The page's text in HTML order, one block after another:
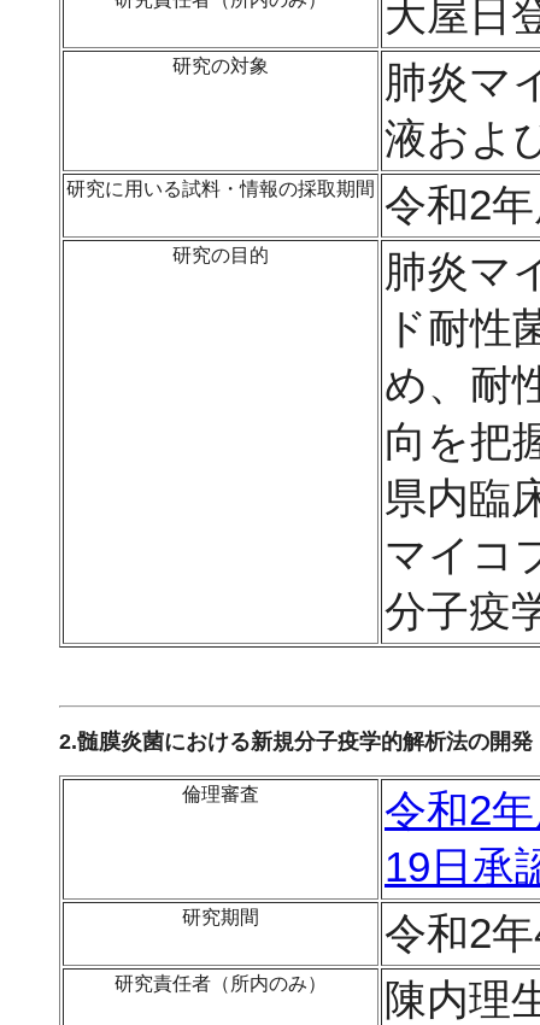
大屋日
研究の対象
肺炎マ
液およ
研究に用いる試料・情報の採取期間 令和2
研究の目的
肺炎マ
ド耐性
め、耐
向を把
県内臨
マイコ
分子疫
2.髄膜炎菌における新規分子疫学的解析法の開発
倫理審査
令和2
19日承
研究期間 令和2
研究責任者（所内のみ） 陳内理